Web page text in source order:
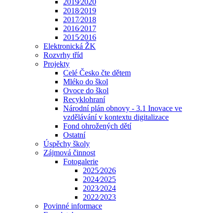
2019⁄2020
2018⁄2019
2017⁄2018
2016⁄2017
2015⁄2016
Elektronická ŽK
Rozvrhy tříd
Projekty
Celé Česko čte dětem
Mléko do škol
Ovoce do škol
Recyklohraní
Národní plán obnovy - 3.1 Inovace ve
vzdělávání v kontextu digitalizace
Fond ohrožených dětí
Ostatní
Úspěchy školy
Zájmová činnost
Fotogalerie
2025⁄2026
2024⁄2025
2023⁄2024
2022⁄2023
Povinné informace